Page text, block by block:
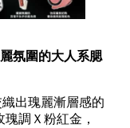
氛圍的大人系腮
出瑰麗漸層感的
調Ｘ粉紅金，